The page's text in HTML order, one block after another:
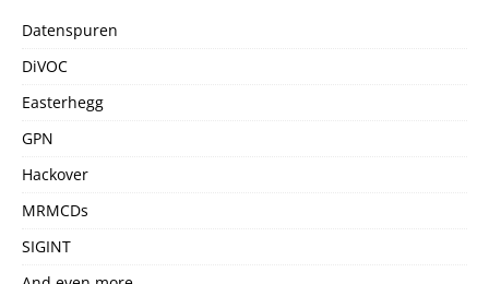
Datenspuren
DiVOC
Easterhegg
GPN
Hackover
MRMCDs
SIGINT